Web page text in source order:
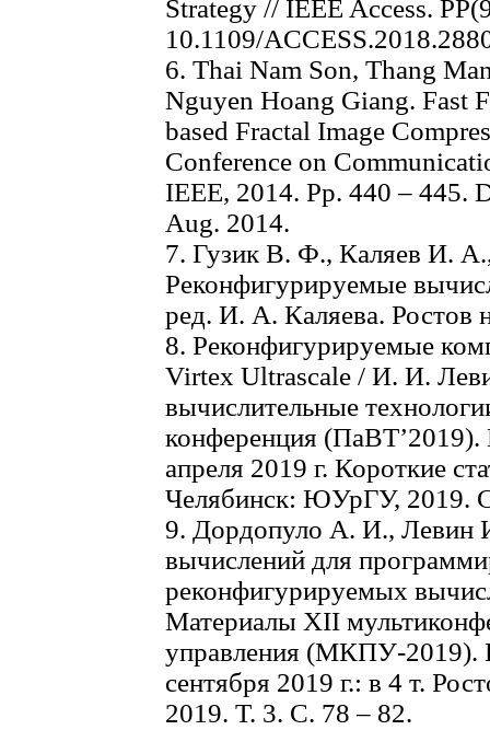
Strategy // IEEE Access.
10.1109/
6. Thai Nam Son, Thang
Nguyen Hoang Giang. Fast
based Fractal Image
Conference on
IEEE, 2014. Pр. 440 – 445.
Aug. 2014.
7. Гузик В. Ф., Каляев И.
Реконфигурируемые
ред. И. А. Каляева.
8. Реконфигурируемые
Virtex Ultrascale / И. И.
вычислительные
конференция (ПаВТ’2019).
апреля 2019 г. Короткие
Челябинск: ЮУрГУ, 2019.
9. Дордопуло А. И., Левин
вычислений для
реконфигурируемых
Материалы XII
управления (МКПУ-2019).
сентября 2019 г.: в 4 т.
2019. Т. 3. С. 78 – 82.